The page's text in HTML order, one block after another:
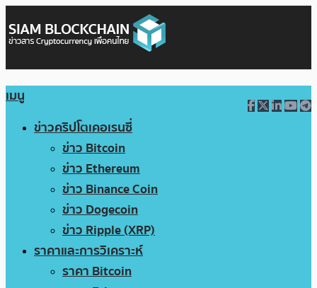
เมนู
ข่าวคริปโตเคอเรนซี่
ข่าว Bitcoin
ข่าว Ethereum
ข่าว Binance Coin
ข่าว Dogecoin
ข่าว Ripple (XRP)
ราคาและการวิเคราะห์
ราคา Bitcoin